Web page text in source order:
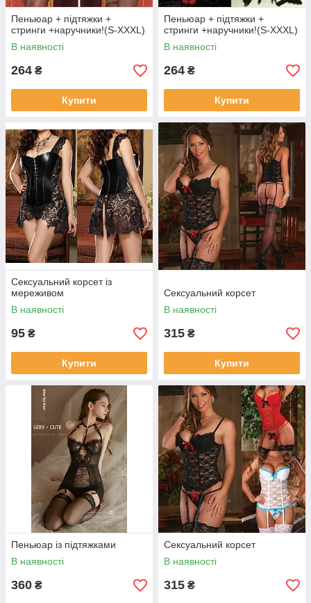
Пеньюар + підтяжки +
стринги +наручники!(S-XXXL)
В наявності
264 ₴
Купити
Пеньюар + підтяжки +
стринги +наручники!(S-XXXL)
В наявності
264 ₴
Купити
Сексуальний корсет із
мереживом
В наявності
95 ₴
Купити
Сексуальний корсет
В наявності
315 ₴
Купити
Пеньюар із підтяжками
В наявності
360 ₴
Сексуальний корсет
В наявності
315 ₴